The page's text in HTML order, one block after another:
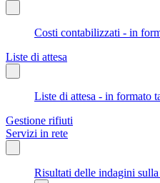
Costi contabilizzati - in
Liste di attesa
Liste di attesa - in formato
Gestione rifiuti
Servizi in rete
Risultati delle indagini